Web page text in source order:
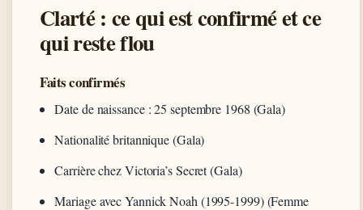
Clarté : ce qui est confirmé et ce
qui reste flou
Faits confirmés
Date de naissance : 25 septembre 1968 (Gala)
Nationalité britannique (Gala)
Carrière chez Victoria’s Secret (Gala)
Mariage avec Yannick Noah (1995-1999) (Femme